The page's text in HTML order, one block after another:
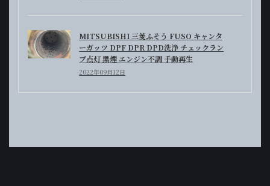
MITSUBISHI 三菱ふそう FUSO キャンタ
ーガッツ DPF DPR DPD洗浄 チェックラン
プ点灯 黒煙 エンジン不調 手動再生
2022年09月12日